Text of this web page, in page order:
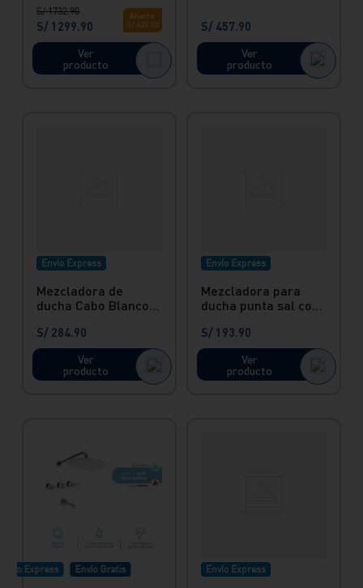
cuadrada hecho en
bronce Vainsa
S/ 1732.90
S/ 1299.90
Ahorra
S/ 433. 00
Ver
producto
Vainsa
S/ 457.90
Ver
producto
Envío Express
Mezcladora de
ducha Cabo Blanco
Buzios Light
S/ 284.90
Ver
producto
Envío Express
Mezcladora para
ducha punta sal con
Italgrif
S/ 193.90
Ver
producto
Express Envío Gratis Envío Express